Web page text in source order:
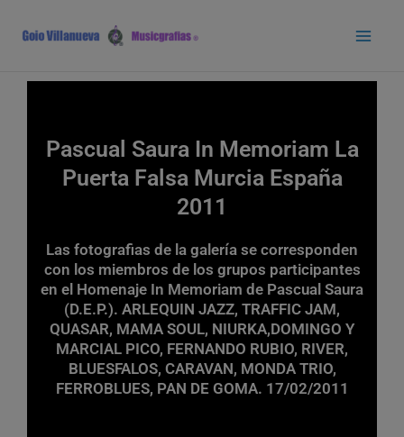
contenido
Pascual Saura In Memoriam La
Puerta Falsa Murcia España
2011
Las fotografias de la galería se corresponden
con los miembros de los grupos participantes
en el Homenaje In Memoriam de Pascual Saura
(D.E.P.). ARLEQUIN JAZZ, TRAFFIC JAM,
QUASAR, MAMA SOUL, NIURKA,DOMINGO Y
MARCIAL PICO, FERNANDO RUBIO, RIVER,
BLUESFALOS, CARAVAN, MONDA TRIO,
FERROBLUES, PAN DE GOMA. 17/02/2011